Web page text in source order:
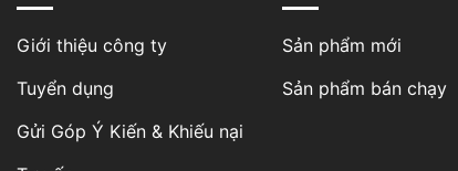
Giới thiệu công ty
Tuyển dụng
Gửi Góp Ý Kiến & Khiếu nại
Sản phẩm mới
Sản phẩm bán chạy